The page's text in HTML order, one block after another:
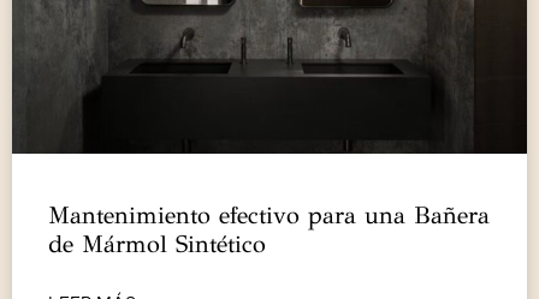
Mantenimiento efectivo para una Bañera
de Mármol Sintético